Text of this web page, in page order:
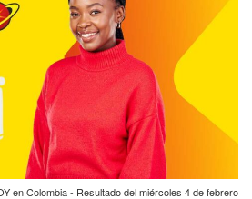
en Colombia - Resultado del miércoles 4 de febrero